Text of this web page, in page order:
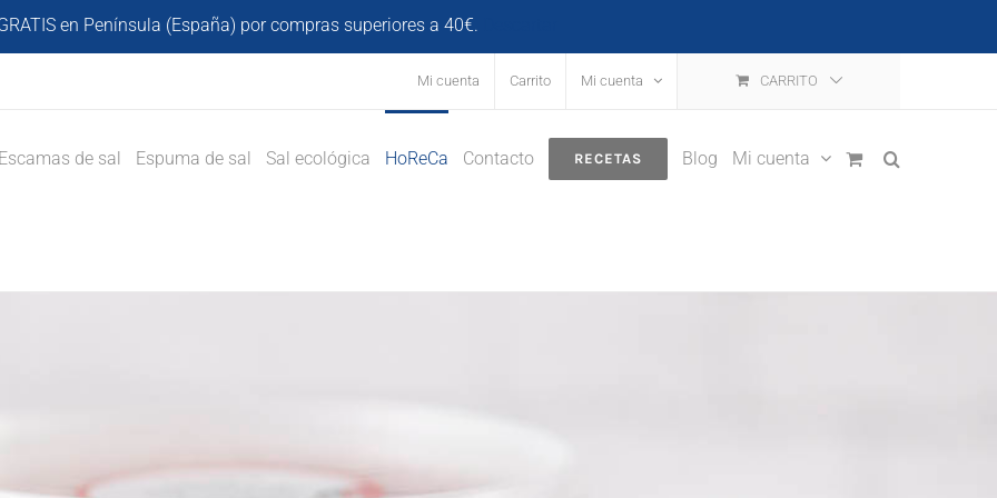
en Península (España) por compras superiores a 40€.
Mi cuenta Carrito Mi cuenta CARRITO
Escamas de sal Espuma de sal Sal ecológica HoReCa Contacto RECETAS Blog Mi cuenta